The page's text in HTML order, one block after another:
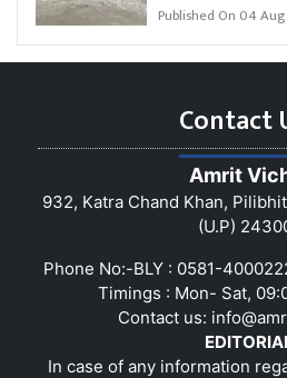
Published On 04
Contact
Amrit
932, Katra Chand Khan,
(U.P)
Phone No:-BLY : 0581-
Timings : Mon- Sat,
Contact us:
In case of any information